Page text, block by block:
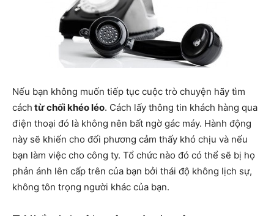
Nếu bạn không muốn tiếp tục cuộc trò chuyện hãy tìm
cách từ chối khéo léo. Cách lấy thông tin khách hàng qua
điện thoại đó là không nên bất ngờ gác máy. Hành động
này sẽ khiến cho đối phương cảm thấy khó chịu và nếu
bạn làm việc cho công ty. Tổ chức nào đó có thể sẽ bị họ
phản ánh lên cấp trên của bạn bởi thái độ không lịch sự,
không tôn trọng người khác của bạn.